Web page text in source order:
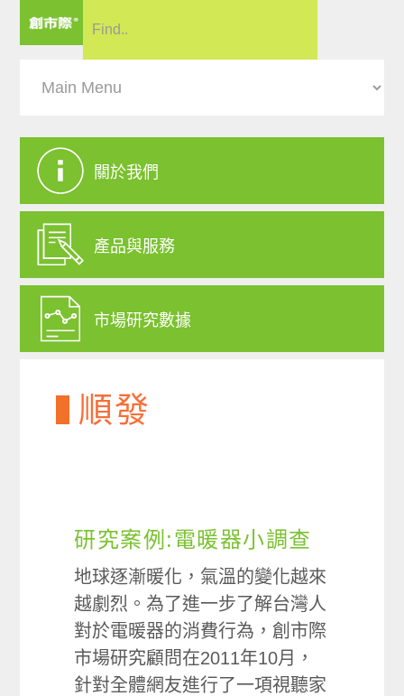
關於我們
產品與服務
市場研究數據
順發
研究案例:電暖器小調查
地球逐漸暖化，氣溫的變化越來
越劇烈。為了進一步了解台灣人
對於電暖器的消費行為，創市際
市場研究顧問在2011年10月，
針對全體網友進行了一項視聽家